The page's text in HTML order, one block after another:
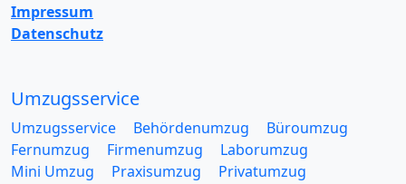
Impressum
Datenschutz
Umzugsservice
Umzugsservice Behördenumzug
Büroumzug
Fernumzug
Firmenumzug
Laborumzug
Mini Umzug
Praxisumzug
Privatumzug